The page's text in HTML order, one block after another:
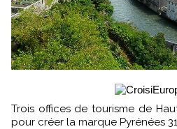
Trois offices de tourisme de Haute-Garonne se réunissent
pour créer la marque Pyrénées 31.